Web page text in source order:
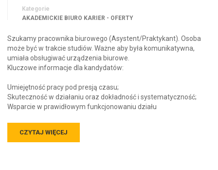
Kategorie
AKADEMICKIE BIURO KARIER - OFERTY
Szukamy pracownika biurowego (Asystent/Praktykant). Osoba
może być w trakcie studiów. Ważne aby była komunikatywna,
umiała obsługiwać urządzenia biurowe.
Kluczowe informacje dla kandydatów:
Umiejętność pracy pod presją czasu;
Skuteczność w działaniu oraz dokładność i systematyczność;
Wsparcie w prawidłowym funkcjonowaniu działu
CZYTAJ WIĘCEJ